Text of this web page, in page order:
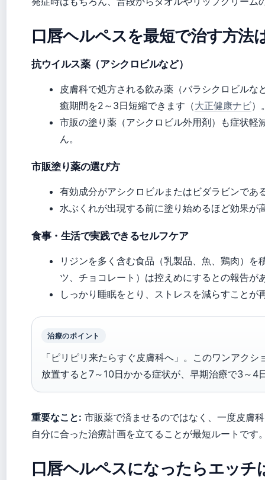
口唇ヘルペスを最短で治す方法
抗ウイルス薬（アシクロビルなど）
皮膚科で処方される飲み薬（バラシクロビル
癒期間を2～3日短縮できます（大正健康ナビ）
市販の塗り薬（アシクロビル外用剤）も症状
ん。
市販塗り薬の選び方
有効成分がアシクロビルまたはビダラビンであ
水ぶくれが出現する前に塗り始めるほど効果が
食事・生活で実践できるセルフケア
リジンを多く含む食品（乳製品、魚、鶏肉）
ツ、チョコレート）は控えめにするとの報告が
しっかり睡眠をとり、ストレスを減らすこと
治療のポイント
「ピリピリ来たらすぐ皮膚科へ」。このワンアク
放置すると7～10日かかる症状が、早期治療で3～4
重要なこと: 市販薬で済ませるのではなく、一度皮膚
自分に合った治療計画を立てることが最短ルートです
口唇ヘルペスになったらエッ